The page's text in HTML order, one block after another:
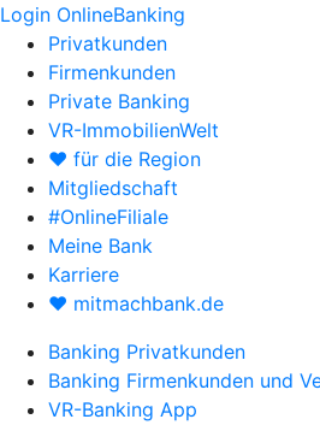
Login OnlineBanking
Privatkunden
Firmenkunden
Private Banking
VR-ImmobilienWelt
♥ für die Region
Mitgliedschaft
#OnlineFiliale
Meine Bank
Karriere
♥ mitmachbank.de
Banking Privatkunden
Banking Firmenkunden und
VR-Banking App